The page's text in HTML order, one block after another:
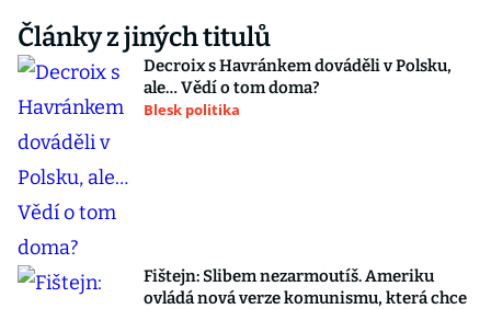
Články z jiných titulů
Decroix s Havránkem dováděli v Polsku,
ale… Vědí o tom doma?
Blesk politika
Fištejn: Slibem nezarmoutíš. Ameriku
ovládá nová verze komunismu, která chce